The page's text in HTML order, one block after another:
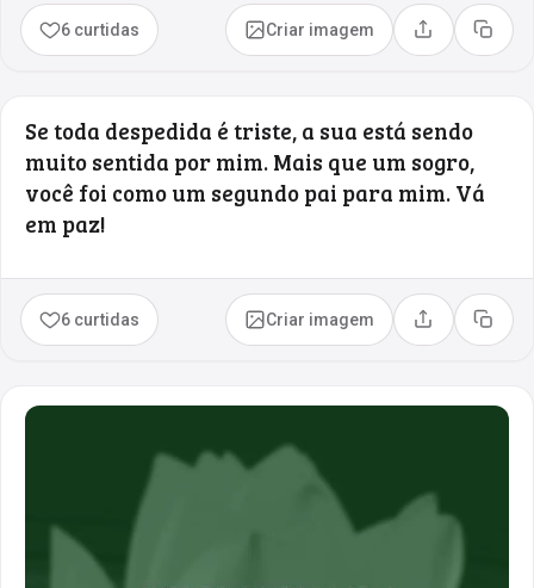
6 curtidas Criar imagem Compartilhar
Copiar
Se toda despedida é triste, a sua está sendo
muito sentida por mim. Mais que um sogro,
você foi como um segundo pai para mim. Vá
em paz!
6 curtidas Criar imagem Compartilhar
Copiar